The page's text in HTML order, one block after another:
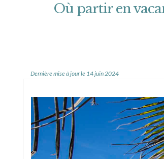
Où partir en
Dernière mise à jour le 14 juin 2024